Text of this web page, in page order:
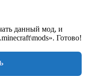
данный мод, и
Готово!